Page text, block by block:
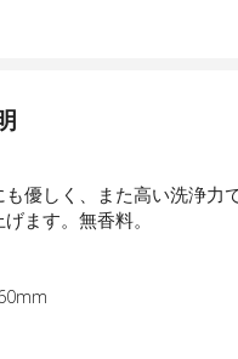
優しく、また高い洗浄力
ます。無香料。